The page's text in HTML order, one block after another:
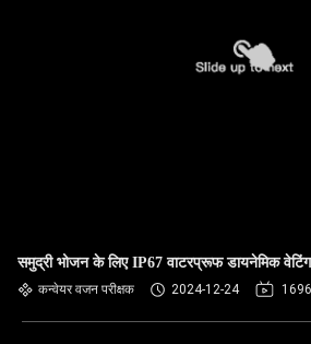
समुद्री भोजन के लिए IP67 वाटरप्रूफ डायनेमिक
कन्वेयर वजन परीक्षक 2024-12-24